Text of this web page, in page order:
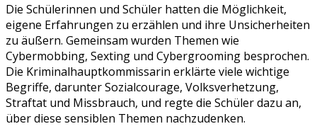
Die Schülerinnen und Schüler hatten die Möglichkeit,
eigene Erfahrungen zu erzählen und ihre Unsicherheiten
zu äußern. Gemeinsam wurden Themen wie
Cybermobbing, Sexting und Cybergrooming besprochen.
Die Kriminalhauptkommissarin erklärte viele wichtige
Begriffe, darunter Sozialcourage, Volksverhetzung,
Straftat und Missbrauch, und regte die Schüler dazu an,
über diese sensiblen Themen nachzudenken.